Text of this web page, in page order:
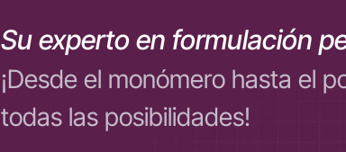
Su experto en formulación
¡Desde el monómero hasta el
todas las posibilidades!